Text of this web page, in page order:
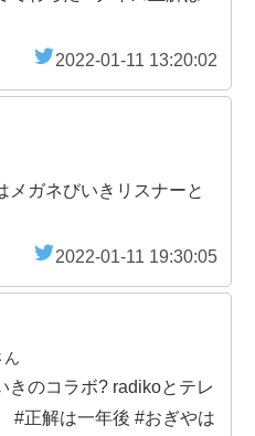
2022-01-11 13:20:02
メガネびいきリスナーと
2022-01-11 19:30:05
ん
きのコラボ? radikoとテレ
#正解は一年後 #おぎやは